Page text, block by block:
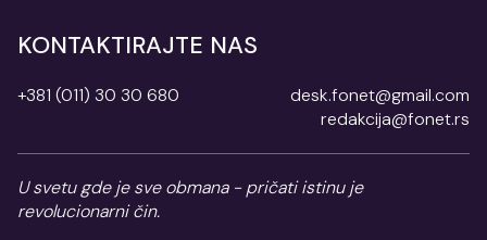
KONTAKTIRAJTE NAS
+381 (011) 30 30 680
desk.fonet@gmail.com
redakcija@fonet.rs
U svetu gde je sve obmana - pričati istinu je
revolucionarni čin.